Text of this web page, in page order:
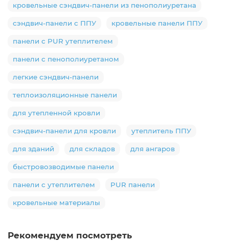
кровельные сэндвич-панели из пенополиуретана
сэндвич-панели с ППУ кровельные панели ППУ
панели с PUR утеплителем
панели с пенополиуретаном
легкие сэндвич-панели
теплоизоляционные панели
для утепленной кровли
сэндвич-панели для кровли утеплитель ППУ
для зданий для складов для ангаров
быстровозводимые панели
панели с утеплителем PUR панели
кровельные материалы
Рекомендуем посмотреть